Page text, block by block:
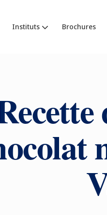
Instituts Brochures